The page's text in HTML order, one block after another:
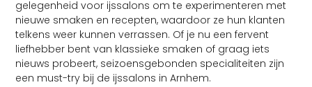
gelegenheid voor ijssalons om te experimenteren met
nieuwe smaken en recepten, waardoor ze hun klanten
telkens weer kunnen verrassen. Of je nu een fervent
liefhebber bent van klassieke smaken of graag iets
nieuws probeert, seizoensgebonden specialiteiten zijn
een must-try bij de ijssalons in Arnhem.